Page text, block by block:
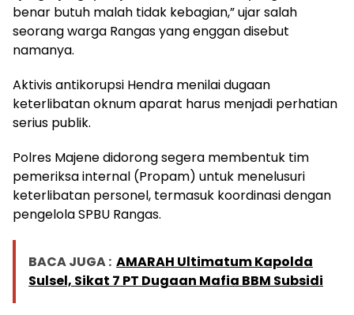
benar butuh malah tidak kebagian,” ujar salah
seorang warga Rangas yang enggan disebut
namanya.
Aktivis antikorupsi Hendra menilai dugaan
keterlibatan oknum aparat harus menjadi perhatian
serius publik.
Polres Majene didorong segera membentuk tim
pemeriksa internal (Propam) untuk menelusuri
keterlibatan personel, termasuk koordinasi dengan
pengelola SPBU Rangas.
BACA JUGA : AMARAH Ultimatum Kapolda
Sulsel, Sikat 7 PT Dugaan Mafia BBM Subsidi